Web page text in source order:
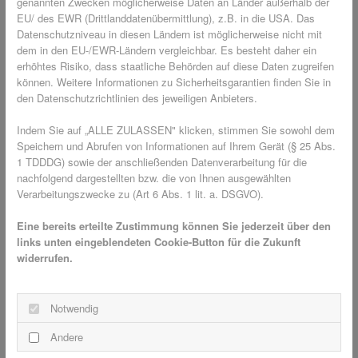
Methoden des ökologischen Landbaus, der den
Einsatz von Pestiziden minimiert und den natürlichen
Lebensraum für Insekten erhält. Blühstreifen und die
Schaffung von Lebensräumen für Nützlinge sind
wichtige Aspekte dieser nachhaltigen Praktiken.
Insektenhotels oder das Anbringen von Nisthilfen
unterstützen Wildbienen und andere Insektenarten,
indem sie ihnen Schutz und Nistplätze bieten. Diese
Maßnahmen können in Gärten, öffentlichen Parks und
Bildung und Aufklärung : Die Sensibilisierung der
Bevölkerung für die Bedeutung von Insekten ist ein
Workshops und Informationsveranstaltungen wird
aufgezeigt, wie jeder Einzelne zum Schutz der
Insekten beitragen kann.
Forschung und Innovation: Wissenschaftliche
EU/ des EWR (Drittlanddatenübermittlung), z.B. in die USA. Das
Datenschutzniveau in diesen Ländern ist möglicherweise nicht mit
dem in den EU-/EWR-Ländern vergleichbar. Es besteht daher ein
erhöhtes Risiko, dass staatliche Behörden auf diese Daten zugreifen
können. Weitere Informationen zu Sicherheitsgarantien finden Sie in
den Datenschutzrichtlinien des jeweiligen Anbieters.
Indem Sie auf „ALLE ZULASSEN" klicken, stimmen Sie sowohl dem
Speichern und Abrufen von Informationen auf Ihrem Gerät (§ 25 Abs.
1 TDDDG) sowie der anschließenden Datenverarbeitung für die
nachfolgend dargestellten bzw. die von Ihnen ausgewählten
Verarbeitungszwecke zu (Art 6 Abs. 1 lit. a. DSGVO).
Eine bereits erteilte Zustimmung können Sie jederzeit über den
links unten eingeblendeten Cookie-Button für die Zukunft
widerrufen.
Notwendig
Andere